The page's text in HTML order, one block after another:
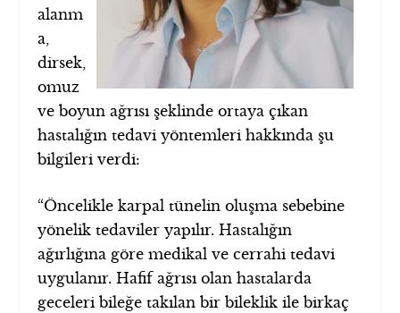
alanm
a,
dirsek,
omuz
ve boyun ağrısı şeklinde ortaya çıkan
hastalığın tedavi yöntemleri hakkında şu
bilgileri verdi:
“Öncelikle karpal tünelin oluşma sebebine
yönelik tedaviler yapılır. Hastalığın
ağırlığına göre medikal ve cerrahi tedavi
uygulanır. Hafif ağrısı olan hastalarda
geceleri bileğe takılan bir bileklik ile birkaç